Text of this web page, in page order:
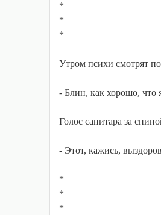
*
*
*
Утром психи смотрят
- Блин, как хорошо, что
Голос санитара за
- Этот, кажись,
*
*
*